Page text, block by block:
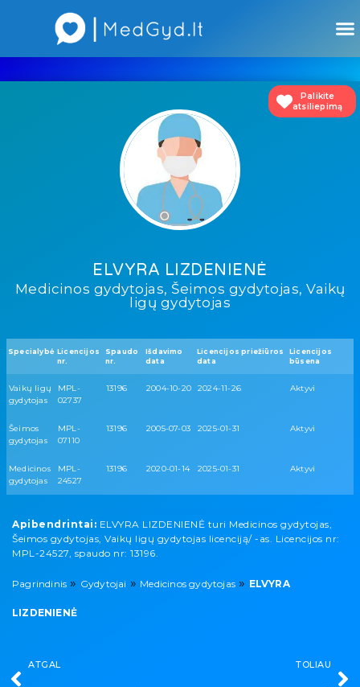
Palikite
atsiliepimą
ELVYRA LIZDENIENĖ
Medicinos gydytojas, Šeimos gydytojas, Vaikų
ligų gydytojas
Specialybė Licencijos
nr.
Spaudo
nr.
Išdavimo
data
Licencijos priežiūros
data
Licencijos
būsena
Vaikų ligų
gydytojas
MPL-
02737
13196 2004-10-20 2024-11-26 Aktyvi
Šeimos
gydytojas
MPL-
07110
13196 2005-07-03 2025-01-31 Aktyvi
Medicinos
gydytojas
MPL-
24527
13196 2020-01-14 2025-01-31 Aktyvi
Apibendrintai: ELVYRA LIZDENIENĖ turi Medicinos gydytojas,
Šeimos gydytojas, Vaikų ligų gydytojas licenciją/ -as. Licencijos nr:
MPL-24527, spaudo nr: 13196.
Pagrindinis » Gydytojai » Medicinos gydytojas » ELVYRA
LIZDENIENĖ
ATGAL TOLIAU